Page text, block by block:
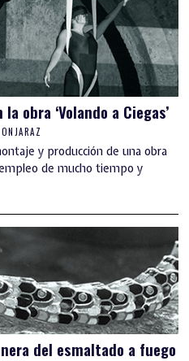
obra ‘Volando a Ciegas’
y producción de una obra
de mucho tiempo y
del esmaltado a fuego